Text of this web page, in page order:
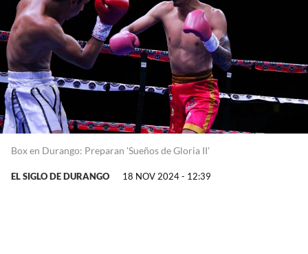
Box en Durango: Preparan 'Sueños de Gloria II'
EL SIGLO DE DURANGO 18 NOV 2024 - 12:39